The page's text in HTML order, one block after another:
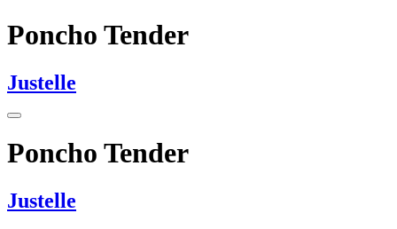
Poncho Tender
Justelle
Poncho Tender
Justelle